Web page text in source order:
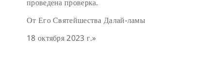
проведена проверка.
От Его Святейшества Далай-ламы
18 октября 2023 г.»